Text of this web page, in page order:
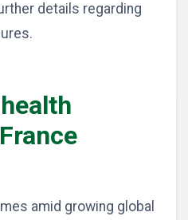
details regarding
amid growing global